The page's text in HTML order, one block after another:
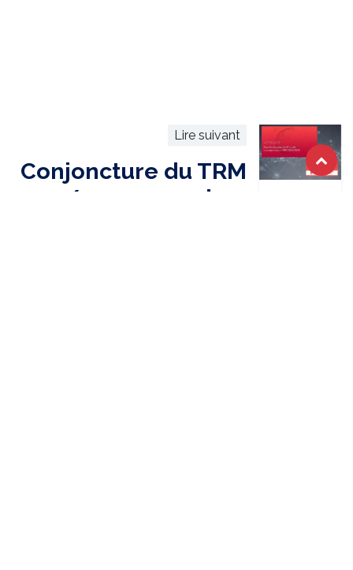
Lire suivant
Conjoncture du TRM
2022/2023 : premiers